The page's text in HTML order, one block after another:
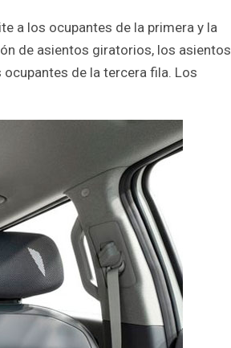
a los ocupantes de la primera y la
de asientos giratorios, los asientos
de la tercera fila. Los